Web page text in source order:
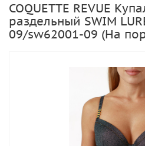
COQUETTE REVUE
раздельный SWIM
09/sw62001-09 (На